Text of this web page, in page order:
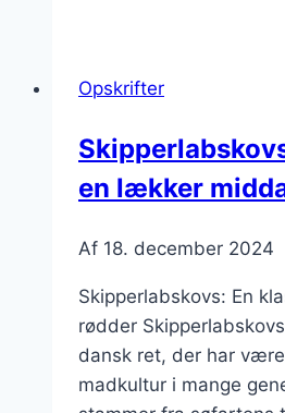
Opskrifter
en lækker
Af 18. december 2024
Skipperlabskovs: En
rødder
dansk ret, der har
madkultur i mange